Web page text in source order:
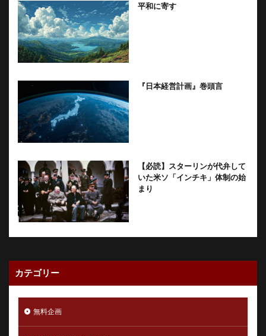
平和に寄す
『日本経営計画』巻頭言
【必読】スターリンが代弁して
いた米ソ「インチキ」体制の始
まり
カテゴリー
無料企画